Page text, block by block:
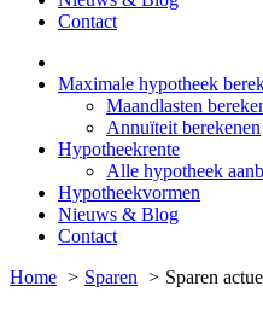
Contact
Maximale hypotheek
Maandlasten
Annuïteit berekenen
Hypotheekrente
Alle hypotheek
Hypotheekvormen
Nieuws & Blog
Contact
Home
Sparen Sparen